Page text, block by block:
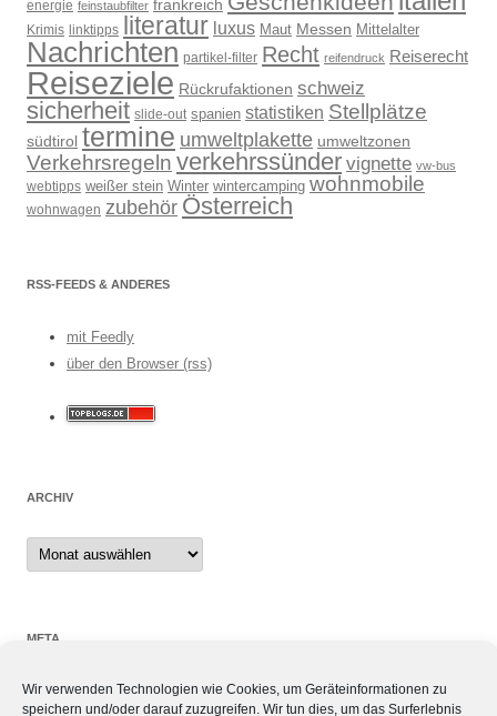
Wir verwenden Technologien wie Cookies, um Geräteinformationen zu
speichern und/oder darauf zuzugreifen. Wir tun dies, um das Surferlebnis
energie feinstaubfilter frankreich
Krimis linktipps literatur luxus Maut Messen Mittelalter
Nachrichten partikel-filter Recht reifendruck Reiserecht
Reiseziele Rückrufaktionen schweiz
sicherheit slide-out spanien statistiken Stellplätze
südtirol termine umweltplakette umweltzonen
Verkehrsregeln verkehrssünder vignette vw-bus
webtipps weißer stein Winter wintercamping wohnmobile
wohnwagen zubehör Österreich
RSS-FEEDS & ANDERES
mit Feedly
über den Browser (rss)
ARCHIV
Archiv
META
Anmelden